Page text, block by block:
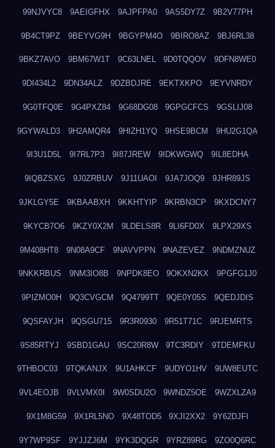
99NJVYC8 9AEIGFHX 9AJPFPA0 9AS5DY7Z 9B2V77PH
9B4CT9PZ 9BEYVG9H 9BGYPM4O 9BIRO8AZ 9BJ6RL38
9BKZ7AVO 9BM67W1T 9C63LNEL 9D0TQQOV 9DFN8WE0
9DI434L2 9DN34ALZ 9DZBDJRE 9EKTXKPO 9EYVNRDY
9G0TFQ0E 9G4PXZ84 9G68DG08 9GPGCFCS 9GSLIJ08
9GYWALD3 9H2AMQR4 9HIZH1YQ 9HSE9BCM 9HU2G1QA
9I3U1D5L 9I7RL7P3 9I87JREW 9IDKWGWQ 9IL8EDHA
9IQBZSXG 9J0ZRBUV 9J11UAOI 9JA7JOQ9 9JHR89JS
9JKLGY5E 9KBAABXH 9KKHTYIP 9KRBN3CP 9KXDCNY7
9KYCB7O6 9KZY0X2M 9LDELS8R 9LI6FD0X 9LPX29XS
9M408HT8 9N08A9CF 9NAVVPPN 9NAZEVEZ 9NDMZNUZ
9NKKRBUS 9NM3IO8B 9NPDK8EO 9OKXN2KX 9PGFG1J0
9PIZMO0H 9Q3CVGCM 9Q4799TT 9QE0Y05S 9QEDJDIS
9QSFAYJH 9QSGU715 9R3R0930 9R51T71C 9RJEMRTS
9S85RTYJ 9SBD1GAU 9SC20R8W 9TC3RDIY 9TDEMFKU
9THBOC03 9TQKANJX 9U1AHKCF 9UDYO1HV 9UW8EUTC
9VL4EOJB 9VLVMX0I 9W0SDU2O 9WNDZ5OE 9WZXLZA9
9X1M8G59 9X1RL5NO 9X48TOD5 9XJI2XX2 9Y62DJFI
9Y7WP9SF 9YJJZJ6M 9YK3DQGR 9YRZ89RG 9ZO0Q6RC